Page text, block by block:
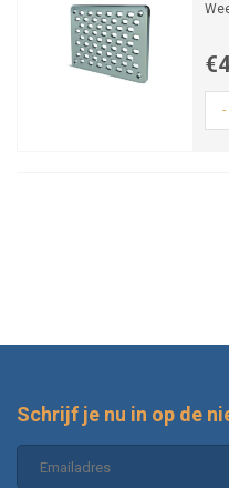
-
Schrijf je nu in op de